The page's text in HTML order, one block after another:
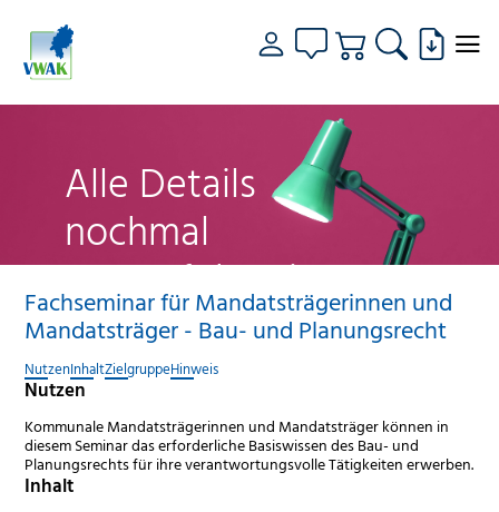
Alle Details
nochmal
genau fokussiert
Fachseminar für Mandatsträgerinnen und
Mandatsträger - Bau- und Planungsrecht
NutzenInhaltZielgruppeHinweis
Nutzen
Kommunale Mandatsträgerinnen und Mandatsträger können in
diesem Seminar das erforderliche Basiswissen des Bau- und
Planungsrechts für ihre verantwortungsvolle Tätigkeiten erwerben.
Inhalt